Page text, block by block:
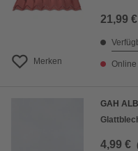
Merken
21,99 €
GAH
4,99 €